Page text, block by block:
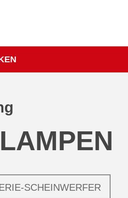
SCHEINWERFER